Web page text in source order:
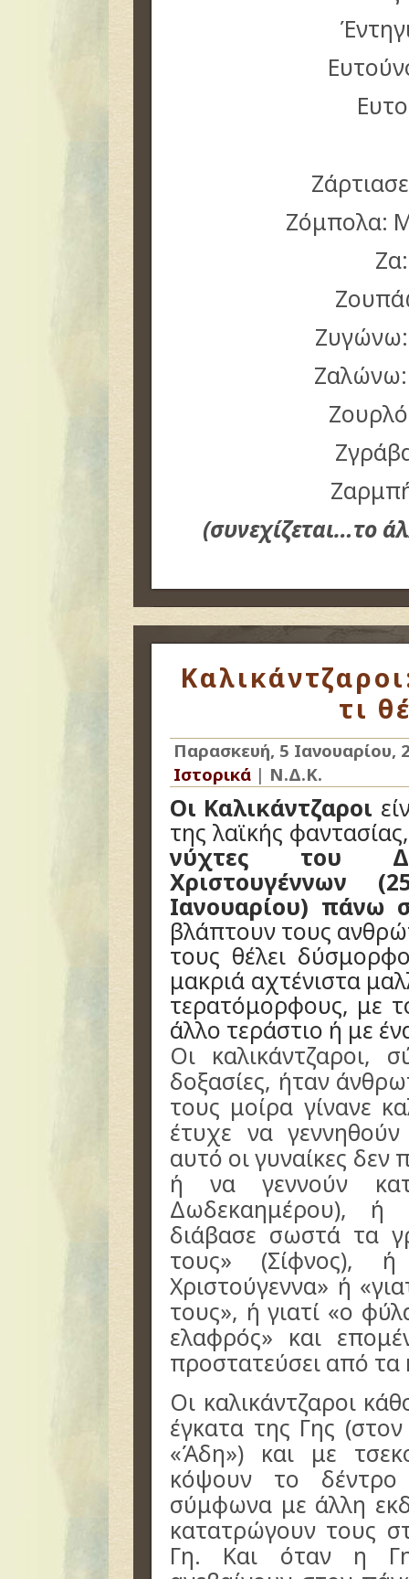
Ζόμπολα:
(συνεχίζεται…το
τι
Παρασκευή, 5 Ιανουαρίου,
Ιστορικά | Ν.Δ.Κ.
Οι Καλικάντζαροι
της λαϊκής
νύχτες του
Χριστουγέννων
Ιανουαρίου) πάνω
βλάπτουν τους
τους θέλει
μακριά αχτένιστα
τερατόμορφους, με
άλλο τεράστιο ή με
Οι καλικάντζαροι,
δοξασίες, ήταν
τους μοίρα γίνανε
έτυχε να
αυτό οι γυναίκες
ή να γεννούν
Δωδεκαημέρου), ή
διάβασε σωστά τα
τους» (Σίφνος),
Χριστούγεννα» ή
τους», ή γιατί «ο
ελαφρός» και
προστατεύσει από τα
Οι καλικάντζαροι
έγκατα της Γης
«Άδη») και με
κόψουν το
σύμφωνα με άλλη
κατατρώγουν τους
Γη. Και όταν η Γη